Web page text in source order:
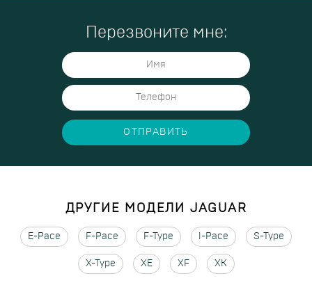
Перезвоните мне:
ОТПРАВИТЬ
ДРУГИЕ МОДЕЛИ JAGUAR
E-Pace F-Pace F-Type I-Pace S-Type
X-Type XE XF XK